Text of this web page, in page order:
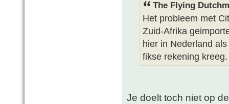
The Flying
Het probleem met
Zuid-Afrika
hier in Nederland
fikse rekening
Je doelt toch niet op